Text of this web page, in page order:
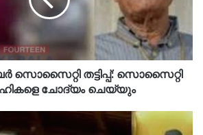
സൊസൈറ്റി തട്ടിപ്പ്: സൊസൈറ്റി
ചോദ്യം ചെയ്യും